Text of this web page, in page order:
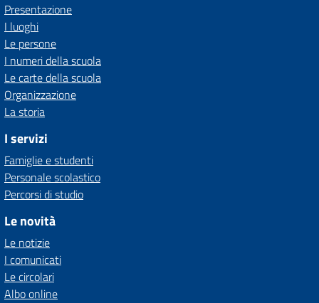
Presentazione
I luoghi
Le persone
I numeri della scuola
Le carte della scuola
Organizzazione
La storia
I servizi
Famiglie e studenti
Personale scolastico
Percorsi di studio
Le novità
Le notizie
I comunicati
Le circolari
Albo online